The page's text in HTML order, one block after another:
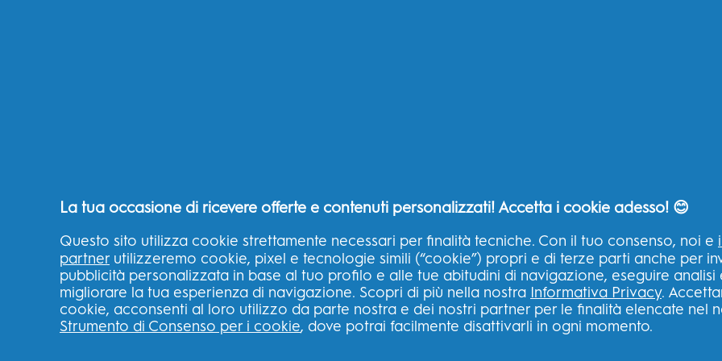
ideale
Spazzolini elettrici
Replacement Brush
Heads
Toothpaste
Irrigators
Elettrico Oral-B?
Perché Dentifricio
Oral-B?
Perché Colluttorio
Oral-B?
Perché Filo
Interdentale Oral-B?
Fixodent
Desideri Magazine
Braun
Igiene Orale
Big
Tua
La tua occasione di ricevere offerte e contenuti personalizzati! Accetta i cookie adesso! 😊
Questo sito utilizza cookie strettamente necessari per finalità tecniche. Con il tuo consenso, noi e
partner utilizzeremo cookie, pixel e tecnologie simili (“cookie”) propri e di terze parti anche per
pubblicità personalizzata in base al tuo profilo e alle tue abitudini di navigazione, eseguire analisi
migliorare la tua esperienza di navigazione. Scopri di più nella nostra Informativa Privacy.
cookie, acconsenti al loro utilizzo da parte nostra e dei nostri partner per le finalità elencate nel
Strumento di Consenso per i cookie, dove potrai facilmente disattivarli in ogni momento.